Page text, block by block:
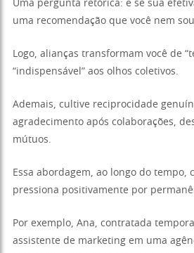
Uma pergunta retórica: e se sua
uma recomendação que você nem
Logo, alianças transformam você de
“indispensável” aos olhos coletivos.
Ademais, cultive reciprocidade
agradecimento após colaborações,
mútuos.
Essa abordagem, ao longo do tempo,
pressiona positivamente por
Por exemplo, Ana, contratada
assistente de marketing em uma